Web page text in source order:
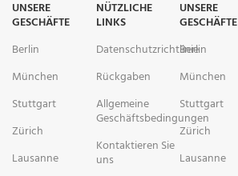
UNSERE
GESCHÄFTE
Berlin
München
Stuttgart
Zürich
Lausanne
NÜTZLICHE
LINKS
Datenschutzrichtlinie
Rückgaben
Allgemeine
Geschäftsbedingungen
Kontaktieren Sie
uns
UNSERE
GESCHÄFTE
Berlin
München
Stuttgart
Zürich
Lausanne